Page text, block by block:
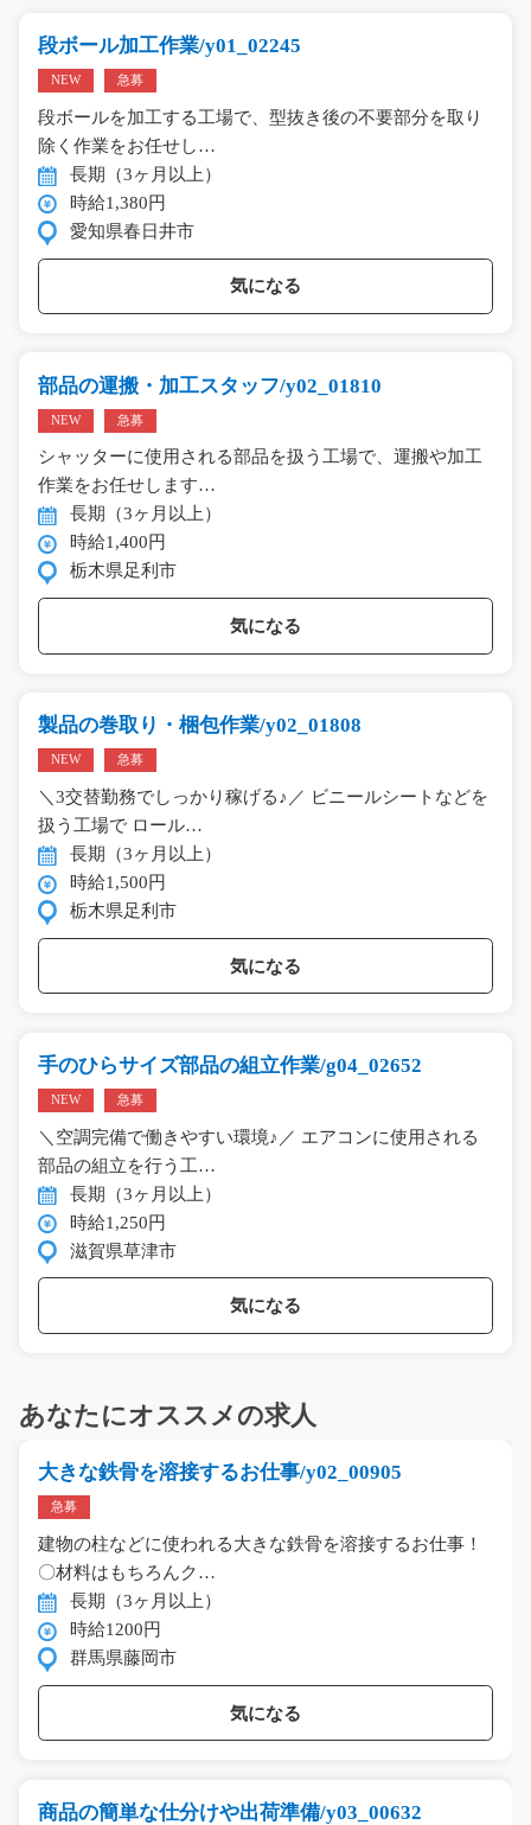
段ボール加工作業/y01_02245
NEW 急募
段ボールを加工する工場で、型抜き後の不要部分を取り
除く作業をお任せし…
長期（3ヶ月以上）
時給1,380円
愛知県春日井市
気になる
部品の運搬・加工スタッフ/y02_01810
NEW 急募
シャッターに使用される部品を扱う工場で、運搬や加工
作業をお任せします…
長期（3ヶ月以上）
時給1,400円
栃木県足利市
気になる
製品の巻取り・梱包作業/y02_01808
NEW 急募
＼3交替勤務でしっかり稼げる♪／ ビニールシートなどを
扱う工場で ロール…
長期（3ヶ月以上）
時給1,500円
栃木県足利市
気になる
手のひらサイズ部品の組立作業/g04_02652
NEW 急募
＼空調完備で働きやすい環境♪／ エアコンに使用される
部品の組立を行う工…
長期（3ヶ月以上）
時給1,250円
滋賀県草津市
気になる
あなたにオススメの求人
大きな鉄骨を溶接するお仕事/y02_00905
急募
建物の柱などに使われる大きな鉄骨を溶接するお仕事！
〇材料はもちろんク…
長期（3ヶ月以上）
時給1200円
群馬県藤岡市
気になる
商品の簡単な仕分けや出荷準備/y03_00632